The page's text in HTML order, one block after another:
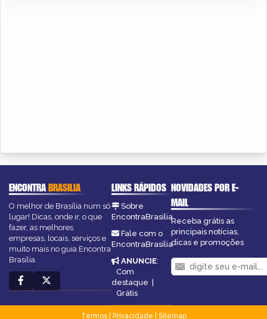
ENCONTRABRASILIA
O melhor de Brasília num só
lugar! Dicas, onde ir, o que
fazer, as melhores
empresas, locais, serviços e
muito mais no guia Encontra
Brasília.
LINKS RÁPIDOS
Sobre
EncontraBrasilia
Fale com o
EncontraBrasilia
ANUNCIE:
Com
destaque |
Grátis
NOVIDADES POR E-
MAIL
Receba grátis as
principais notícias,
dicas e promoções
Termos| Privacidade
Sitemap